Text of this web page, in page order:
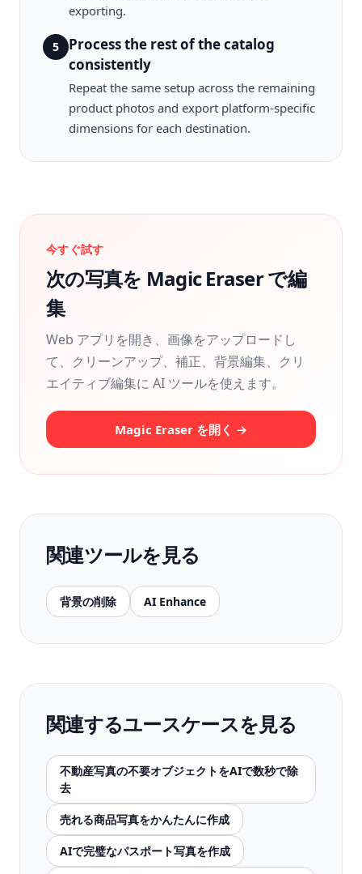
exporting.
5
Process the rest of the catalog
consistently
Repeat the same setup across the remaining
product photos and export platform-specific
dimensions for each destination.
今すぐ試す
次の写真を Magic Eraser で編
集
Web アプリを開き、画像をアップロードし
て、クリーンアップ、補正、背景編集、クリ
エイティブ編集に AI ツールを使えます。
Magic Eraser を開く →
関連ツールを見る
背景の削除 AI Enhance
関連するユースケースを見る
不動産写真の不要オブジェクトをAIで数秒で除
去
売れる商品写真をかんたんに作成
AIで完璧なパスポート写真を作成